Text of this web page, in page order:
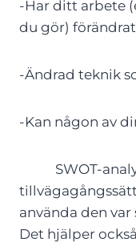
-Har ditt arbete
du gör)
-Ändrad teknik
-Kan någon av
SWOT-
använda den
Det hjälper